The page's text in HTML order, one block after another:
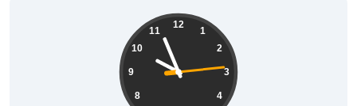
12
1
2
3
4
8
9
10
11